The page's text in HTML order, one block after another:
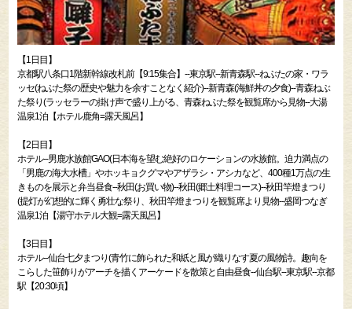
【1日目】
京都駅八条口1階新幹線改札前【9:15集合】--東京駅--新青森駅--ねぶたの家・ワラ
ッセ(ねぶた祭の歴史や魅力を余すことなく紹介)--新青森(海鮮丼の夕食)--青森ねぶ
た祭り(ラッセラーの掛け声で盛り上がる、青森ねぶた祭を観覧席から見物--大湯
温泉1泊【ホテル鹿角=露天風呂】
【2日目】
ホテル--男鹿水族館GAO(日本海を望む絶好のロケーションの水族館。迫力満点の
「男鹿の海大水槽」やホッキョクグマやアザラシ・アシカなど、400種1万点の生
きものを展示と弁当昼食--秋田(お買い物)--秋田(郷土料理コース)--秋田竿燈まつり
(提灯が幻想的に輝く勇壮な祭り、秋田竿燈まつりを観覧席より見物--盛岡つなぎ
温泉1泊【湯守ホテル大観=露天風呂】
【3日目】
ホテル--仙台七夕まつり(青竹に飾られた和紙と風が織りなす夏の風物詩。趣向を
こらした笹飾りがアーチを描くアーケードを散策と自由昼食--仙台駅--東京駅--京都
駅【20:30頃】